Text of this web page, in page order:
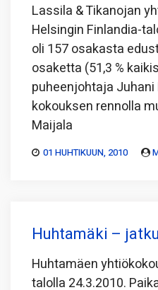
Lassila & Tikanojan
Helsingin Finlandia-
oli 157 osakasta
osaketta (51,3 %
puheenjohtaja
kokouksen rennolla
Maijala
01 HUHTIKUUN, 2010
Huhtamäki –
Huhtamäen
talolla 24.3.2010.